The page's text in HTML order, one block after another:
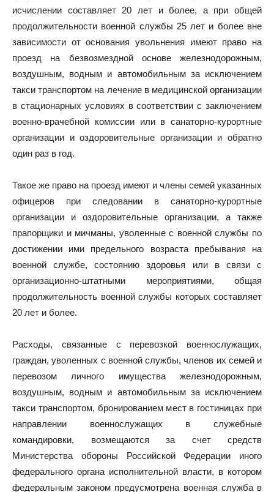
исчислении составляет 20 лет и более, а при общей
продолжительности военной службы 25 лет и более вне
зависимости от основания увольнения имеют право на
проезд на безвозмездной основе железнодорожным,
воздушным, водным и автомобильным за исключением
такси транспортом на лечение в медицинской организации
в стационарных условиях в соответствии с заключением
военно-врачебной комиссии или в санаторно-курортные
организации и оздоровительные организации и обратно
один раз в год.
Такое же право на проезд имеют и члены семей указанных
офицеров при следовании в санаторно-курортные
организации и оздоровительные организации, а также
прапорщики и мичманы, уволенные с военной службы по
достижении ими предельного возраста пребывания на
военной службе, состоянию здоровья или в связи с
организационно-штатными мероприятиями, общая
продолжительность военной службы которых составляет
20 лет и более.
Расходы, связанные с перевозкой военнослужащих,
граждан, уволенных с военной службы, членов их семей и
перевозом личного имущества железнодорожным,
воздушным, водным и автомобильным за исключением
такси транспортом, бронированием мест в гостиницах при
направлении военнослужащих в служебные
командировки, возмещаются за счет средств
Министерства обороны Российской Федерации иного
федерального органа исполнительной власти, в котором
федеральным законом предусмотрена военная служба в